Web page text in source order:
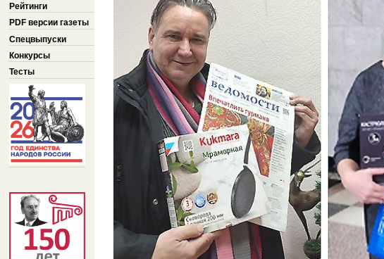
Рейтинги
PDF версии газеты
Спецвыпуски
Конкурсы
Тесты